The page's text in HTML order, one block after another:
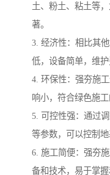
土、粉土、粘土等
著。
3. 经济性：相比其
低，设备简单，维
4. 环保性：强夯施
响小，符合绿色施工
5. 可控性强：通过
等参数，可以控制
6. 施工简便：强夯
备和技术，易于掌握